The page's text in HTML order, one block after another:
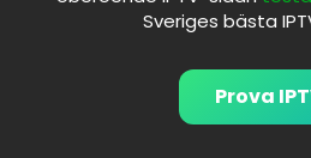
Sveriges bästa
Prova